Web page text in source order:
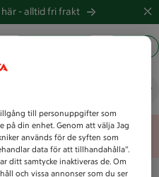
-alltid fri frakt
error
till personuppgifter som
på din enhet. Genom att välja Jag
används för de syften som
data för att tillhandahålla”.
ditt samtycke inaktiveras de. Om
och vissa annonser som du ser